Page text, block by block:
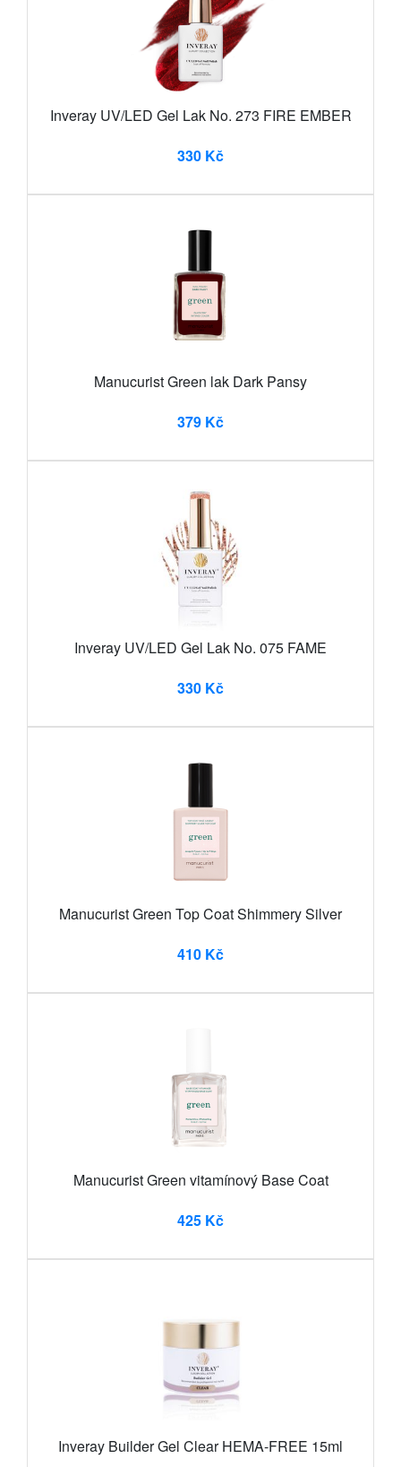
Inveray UV/LED Gel Lak No. 273 FIRE EMBER
330 Kč
Manucurist Green lak Dark Pansy
379 Kč
Inveray UV/LED Gel Lak No. 075 FAME
330 Kč
Manucurist Green Top Coat Shimmery Silver
410 Kč
Manucurist Green vitamínový Base Coat
425 Kč
Inveray Builder Gel Clear HEMA-FREE 15ml